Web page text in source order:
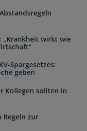
„Krankheit wirkt wie
Spargesetzes:
geben
Kollegen sollten in
Regeln zur